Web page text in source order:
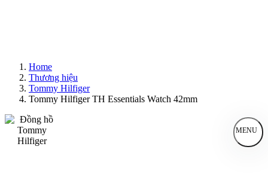
Home
Thương hiệu
Tommy Hilfiger
Tommy Hilfiger TH Essentials Watch 42mm
MENU